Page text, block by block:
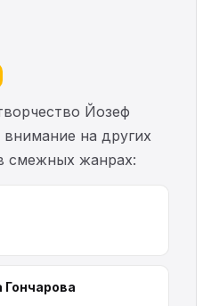
Йозеф
на других
смежных жанрах: